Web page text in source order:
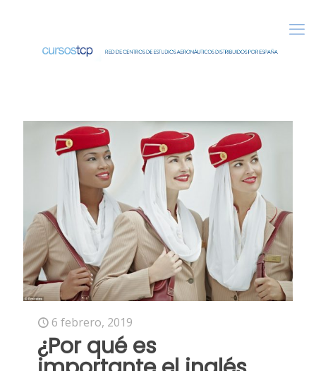
6 febrero, 2019
¿Por qué es